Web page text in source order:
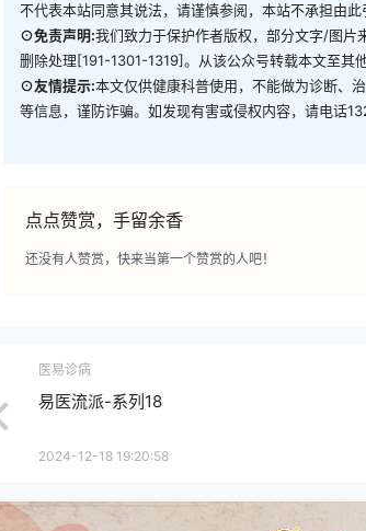
不代表本站同意其说法，请谨慎参阅，本站不承担由此
⊙免责声明:我们致力于保护作者版权，部分文字/图片
删除处理[191-1301-1319]。从该公众号转载本文至其
⊙友情提示:本文仅供健康科普使用，不能做为诊断、
等信息，谨防诈骗。如发现有害或侵权内容，请电话
点点赞赏，手留余香
还没有人赞赏，快来当第一个赞赏的人吧！
医易诊病
易医流派-系列18
2024-12-18 19:20:58